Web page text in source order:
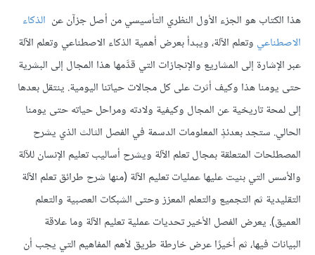
هذا الكتاب هو الجزء الأول النظري التأسيسي من أصل جزآن عن الذكاء
الاصطناعي وتعلم الآلة، ويبدأ بعرض أهمية الذكاء الاصطناعي وتعلم الآلة
عبر الإشارة إلى المشاريع والإنجازات التي قدَّمها هذا المجال إلى البشرية
حتى يومنا هذا وكيف أثرت على كل مجالات حياتنا اليومية. ينتقل بعدها
إلى لمحة تاريخية عن المجال وكيفية ولادته ومراحل حياته حتى يومنا
الحالي. ستجد بعدئذٍ المعلومات الدسمة في الفصل الثالث الذي يشرح
المصطلحات المتعلقة بمجال تعلم الآلة ويشرح أساليب تعليم الإنسان للآلة
والأسس التي بنيت عليها عمليات تعليم الآلة (منها شرح طرائق تعلم الآلة
التقليدية ثم التجميع والتعلم المعزز وحتى الشبكات العصبية والتعلم
العميق). يعرض الفصل الأخير تحديات عملية تعليم الآلة وما علاقة
البيانات فيها، ثم أخيرًا عرض خارطة طريق لأهم المفاهيم التي يجب أن